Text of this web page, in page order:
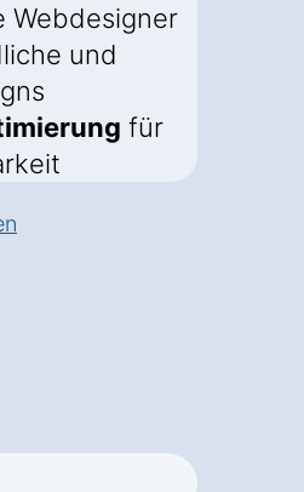
Webdesigner
und
für